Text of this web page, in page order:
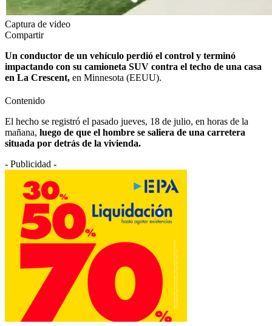
Captura de video
Compartir
Un conductor de un vehículo perdió el control y terminó
impactando con su camioneta SUV contra el techo de una casa
en La Crescent, en Minnesota (EEUU).
Contenido
El hecho se registró el pasado jueves, 18 de julio, en horas de la
mañana, luego de que el hombre se saliera de una carretera
situada por detrás de la vivienda.
- Publicidad -